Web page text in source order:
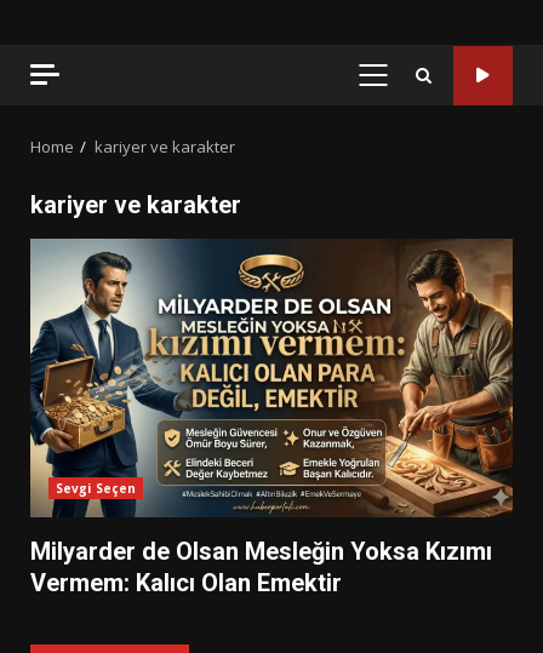
PRIMARY
Home kariyer ve karakter
kariyer ve karakter
Sevgi Seçen
Milyarder de Olsan Mesleğin Yoksa Kızımı
Vermem: Kalıcı Olan Emektir